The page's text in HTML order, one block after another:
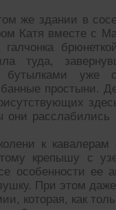
же здании в
Катя вместе с
туда,
бутылками уже
простыни.
они
к
крепышу с
особенности ее
При этом
которая, как